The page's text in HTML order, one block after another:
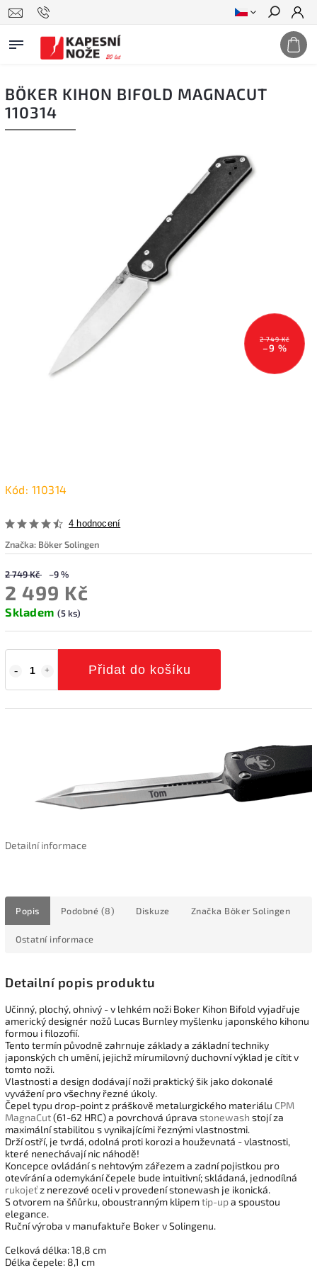
Hledat
BÖKER KIHON BIFOLD MAGNACUT
110314
2 749 Kč
–9 %
Kód: 110314
4 hodnocení
Značka: Böker Solingen
2 749 Kč –9 %
2 499 Kč
Skladem (5 ks)
Přidat do košíku
Detailní informace
Popis Podobné (8) Diskuze Značka Böker Solingen
Ostatní informace
Detailní popis produktu
Učinný, plochý, ohnivý - v lehkém noži Boker Kihon Bifold vyjadřuje
americký designér nožů Lucas Burnley myšlenku japonského kihonu
formou i filozofií.
Tento termín původně zahrnuje základy a základní techniky
japonských ch umění, jejichž mírumilovný duchovní výklad je cítit v
tomto noži.
Vlastnosti a design dodávají noži praktický šik jako dokonalé
vyvážení pro všechny řezné úkoly.
Čepel typu drop-point z práškově metalurgického materiálu CPM
MagnaCut(61-62 HRC) a povrchová úprava stonewash stojí za
maximální stabilitou s vynikajícími řeznými vlastnostmi.
Drží ostří, je tvrdá, odolná proti korozi a houževnatá - vlastnosti,
které nenechávají nic náhodě!
Koncepce ovládání s nehtovým zářezem a zadní pojistkou pro
otevírání a odemykání čepele bude intuitivní; skládaná, jednodílná
rukojeťz nerezové oceli v provedení stonewash je ikonická.
S otvorem na šňůrku, oboustranným klipemtip-upa spoustou
elegance.
Ruční výroba v manufaktuře Boker v Solingenu.
Celková délka: 18,8 cm
Délka čepele: 8,1 cm